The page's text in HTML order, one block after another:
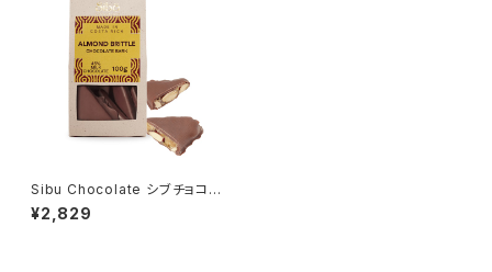
Sibu Chocolate シブチョコレ
ート アーモンド＆シナモン ミル
クチョコレートカバー カカオ4
¥2,829